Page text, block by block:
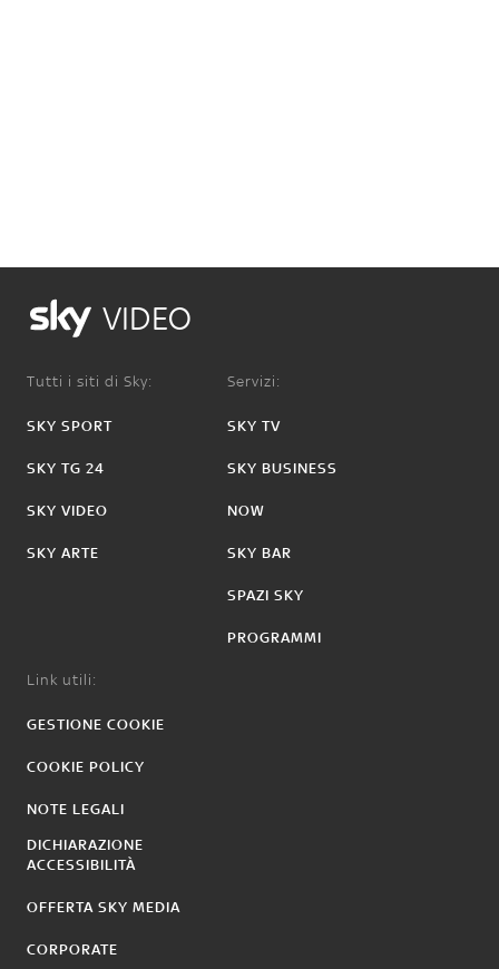
VIDEO
Tutti i siti di Sky:
SKY SPORT
SKY TG 24
SKY VIDEO
SKY ARTE
Servizi:
SKY TV
SKY BUSINESS
NOW
SKY BAR
SPAZI SKY
PROGRAMMI
Link utili:
GESTIONE COOKIE
COOKIE POLICY
NOTE LEGALI
DICHIARAZIONE
ACCESSIBILITÀ
OFFERTA SKY MEDIA
CORPORATE